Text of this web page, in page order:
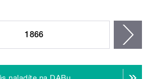
1866